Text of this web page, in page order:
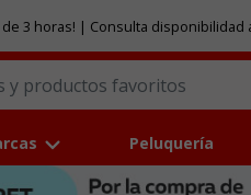
3 horas! | Consulta disponibilidad
Peluquería